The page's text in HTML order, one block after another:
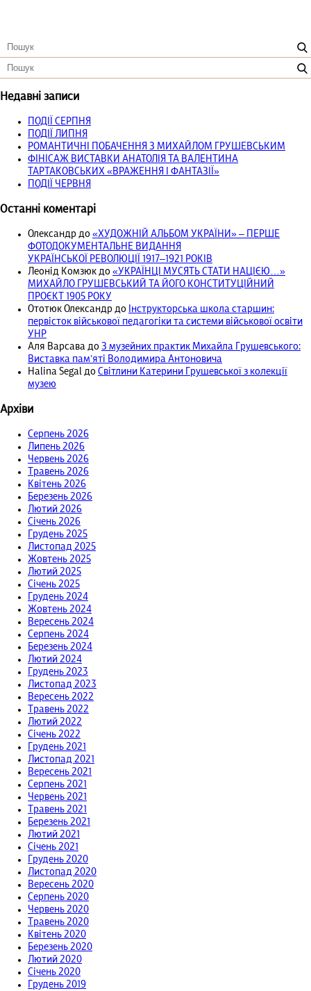
Недавні записи
ПОДІЇ СЕРПНЯ
ПОДІЇ ЛИПНЯ
РОМАНТИЧНІ ПОБАЧЕННЯ З МИХАЙЛОМ ГРУШЕВСЬКИМ
ФІНІСАЖ ВИСТАВКИ АНАТОЛІЯ ТА ВАЛЕНТИНА
ТАРТАКОВСЬКИХ «ВРАЖЕННЯ І ФАНТАЗІЇ»
ПОДІЇ ЧЕРВНЯ
Останні коментарі
Олександр до «ХУДОЖНІЙ АЛЬБОМ УКРАЇНИ» – ПЕРШЕ
ФОТОДОКУМЕНТАЛЬНЕ ВИДАННЯ
УКРАЇНСЬКОЇ РЕВОЛЮЦІЇ 1917‒1921 РОКІВ
Леонід Комзюк до «УКРАЇНЦІ МУСЯТЬ СТАТИ НАЦІЄЮ…»
МИХАЙЛО ГРУШЕВСЬКИЙ ТА ЙОГО КОНСТИТУЦІЙНИЙ
ПРОЄКТ 1905 РОКУ
Ототюк Олександр до Інструкторська школа старшин:
первісток військової педагогіки та системи військової освіти
УНР
Аля Варсава до З музейних практик Михайла Грушевського:
Виставка пам’яті Володимира Антоновича
Halina Segal до Світлини Катерини Грушевської з колекції
музею
Архіви
Серпень 2026
Липень 2026
Червень 2026
Травень 2026
Квітень 2026
Березень 2026
Лютий 2026
Січень 2026
Грудень 2025
Листопад 2025
Жовтень 2025
Лютий 2025
Січень 2025
Грудень 2024
Жовтень 2024
Вересень 2024
Серпень 2024
Березень 2024
Лютий 2024
Грудень 2023
Листопад 2023
Вересень 2022
Травень 2022
Лютий 2022
Січень 2022
Грудень 2021
Листопад 2021
Вересень 2021
Серпень 2021
Червень 2021
Травень 2021
Березень 2021
Лютий 2021
Січень 2021
Грудень 2020
Листопад 2020
Вересень 2020
Серпень 2020
Червень 2020
Травень 2020
Квітень 2020
Березень 2020
Лютий 2020
Січень 2020
Грудень 2019